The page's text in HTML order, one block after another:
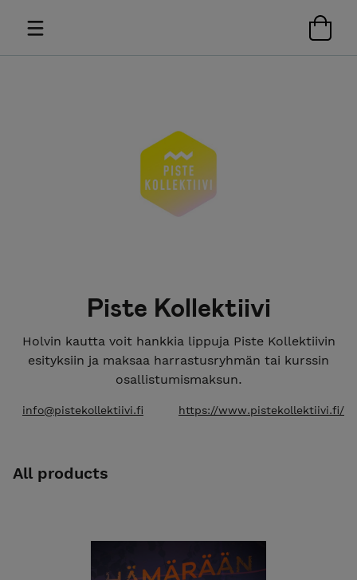
Piste Kollektiivi
Holvin kautta voit hankkia lippuja Piste Kollektiivin
esityksiin ja maksaa harrastusryhmän tai kurssin
osallistumismaksun.
info@pistekollektiivi.fi https://www.pistekollektiivi.fi/
All products